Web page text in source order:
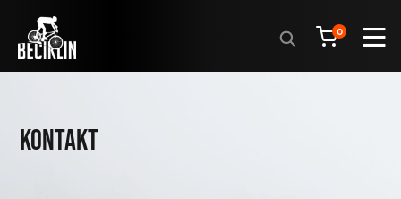
Products
search
0
Kontakt